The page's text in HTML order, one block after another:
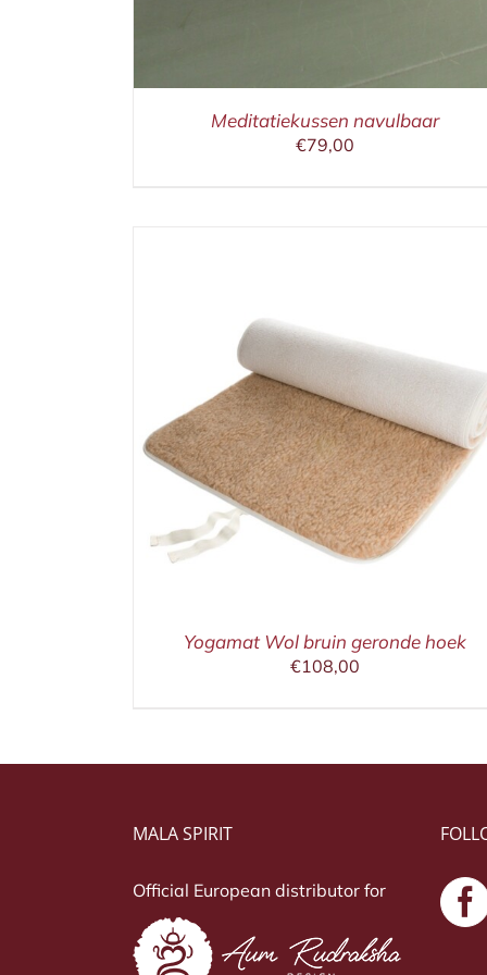
Meditatiekussen navulbaar
€79,00
Yogamat Wol bruin geronde hoek
€108,00
IN WINKELMAND / DETAILS
MALA SPIRIT
Official European distributor for